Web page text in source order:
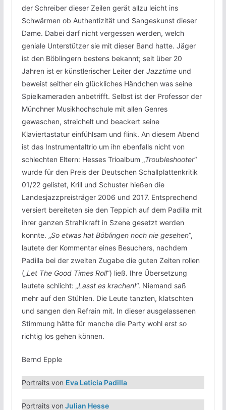
der Schreiber dieser Zeilen gerät allzu leicht ins
Schwärmen ob Authentizität und Sangeskunst dieser
Dame. Dabei darf nicht vergessen werden, welch
geniale Unterstützer sie mit dieser Band hatte. Jäger
ist den Böblingern bestens bekannt; seit über 20
Jahren ist er künstlerischer Leiter der Jazztime und
beweist seither ein glückliches Händchen was seine
Spielkameraden anbetrifft. Selbst ist der Professor der
Münchner Musikhochschule mit allen Genres
gewaschen, streichelt und beackert seine
Klaviertastatur einfühlsam und flink. An diesem Abend
ist das Instrumentaltrio um ihn ebenfalls nicht von
schlechten Eltern: Hesses Trioalbum „Troubleshooter“
wurde für den Preis der Deutschen Schallplattenkritik
01/22 gelistet, Krill und Schuster hießen die
Landesjazzpreisträger 2006 und 2017. Entsprechend
versiert bereiteten sie den Teppich auf dem Padilla mit
ihrer ganzen Strahlkraft in Szene gesetzt werden
konnte. „So etwas hat Böblingen noch nie gesehen“,
lautete der Kommentar eines Besuchers, nachdem
Padilla bei der zweiten Zugabe die guten Zeiten rollen
(„Let The Good Times Roll“) ließ. Ihre Übersetzung
lautete schlicht: „Lasst es krachen!“. Niemand saß
mehr auf den Stühlen. Die Leute tanzten, klatschten
und sangen den Refrain mit. In dieser ausgelassenen
Stimmung hätte für manche die Party wohl erst so
richtig los gehen können.
Bernd Epple
Portraits von Eva Leticia Padilla
Portraits von Julian Hesse